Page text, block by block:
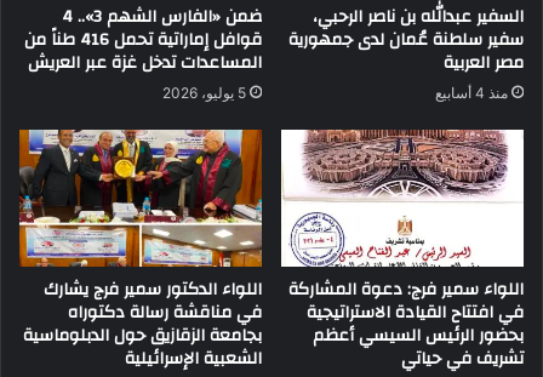
السفير عبدالله بن ناصر الرحبي،
سفير سلطنة عُمان لدى جمهورية
مصر العربية
منذ 4 أسابيع
ضمن «الفارس الشهم 3».. 4
قوافل إماراتية تحمل 416 طناً من
المساعدات تدخل غزة عبر العريش
5 يوليو، 2026
اللواء سمير فرج: دعوة المشاركة
في افتتاح القيادة الاستراتيجية
بحضور الرئيس السيسي أعظم
تشريف في حياتي
اللواء الدكتور سمير فرج يشارك
في مناقشة رسالة دكتوراه
بجامعة الزقازيق حول الدبلوماسية
الشعبية الإسرائيلية